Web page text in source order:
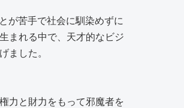
が苦手で社会に馴染めずに
まれる中で、天才的なビジ
ました。
力と財力をもって邪魔者を